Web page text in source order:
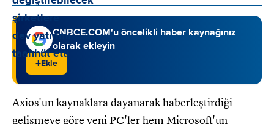
CNBCE.COM'u öncelikli haber kaynağınız
olarak ekleyin
+Ekle
Axios'un kaynaklara dayanarak haberleştirdiği
gelişmeye göre yeni PC'ler hem Microsoft'un